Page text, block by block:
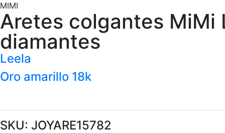
MIMI
Aretes colgantes MiMi
diamantes
Leela
Oro amarillo 18k
SKU: JOYARE15782